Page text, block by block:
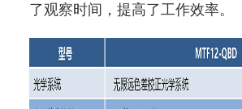
了观察时间，提高了工作效率。